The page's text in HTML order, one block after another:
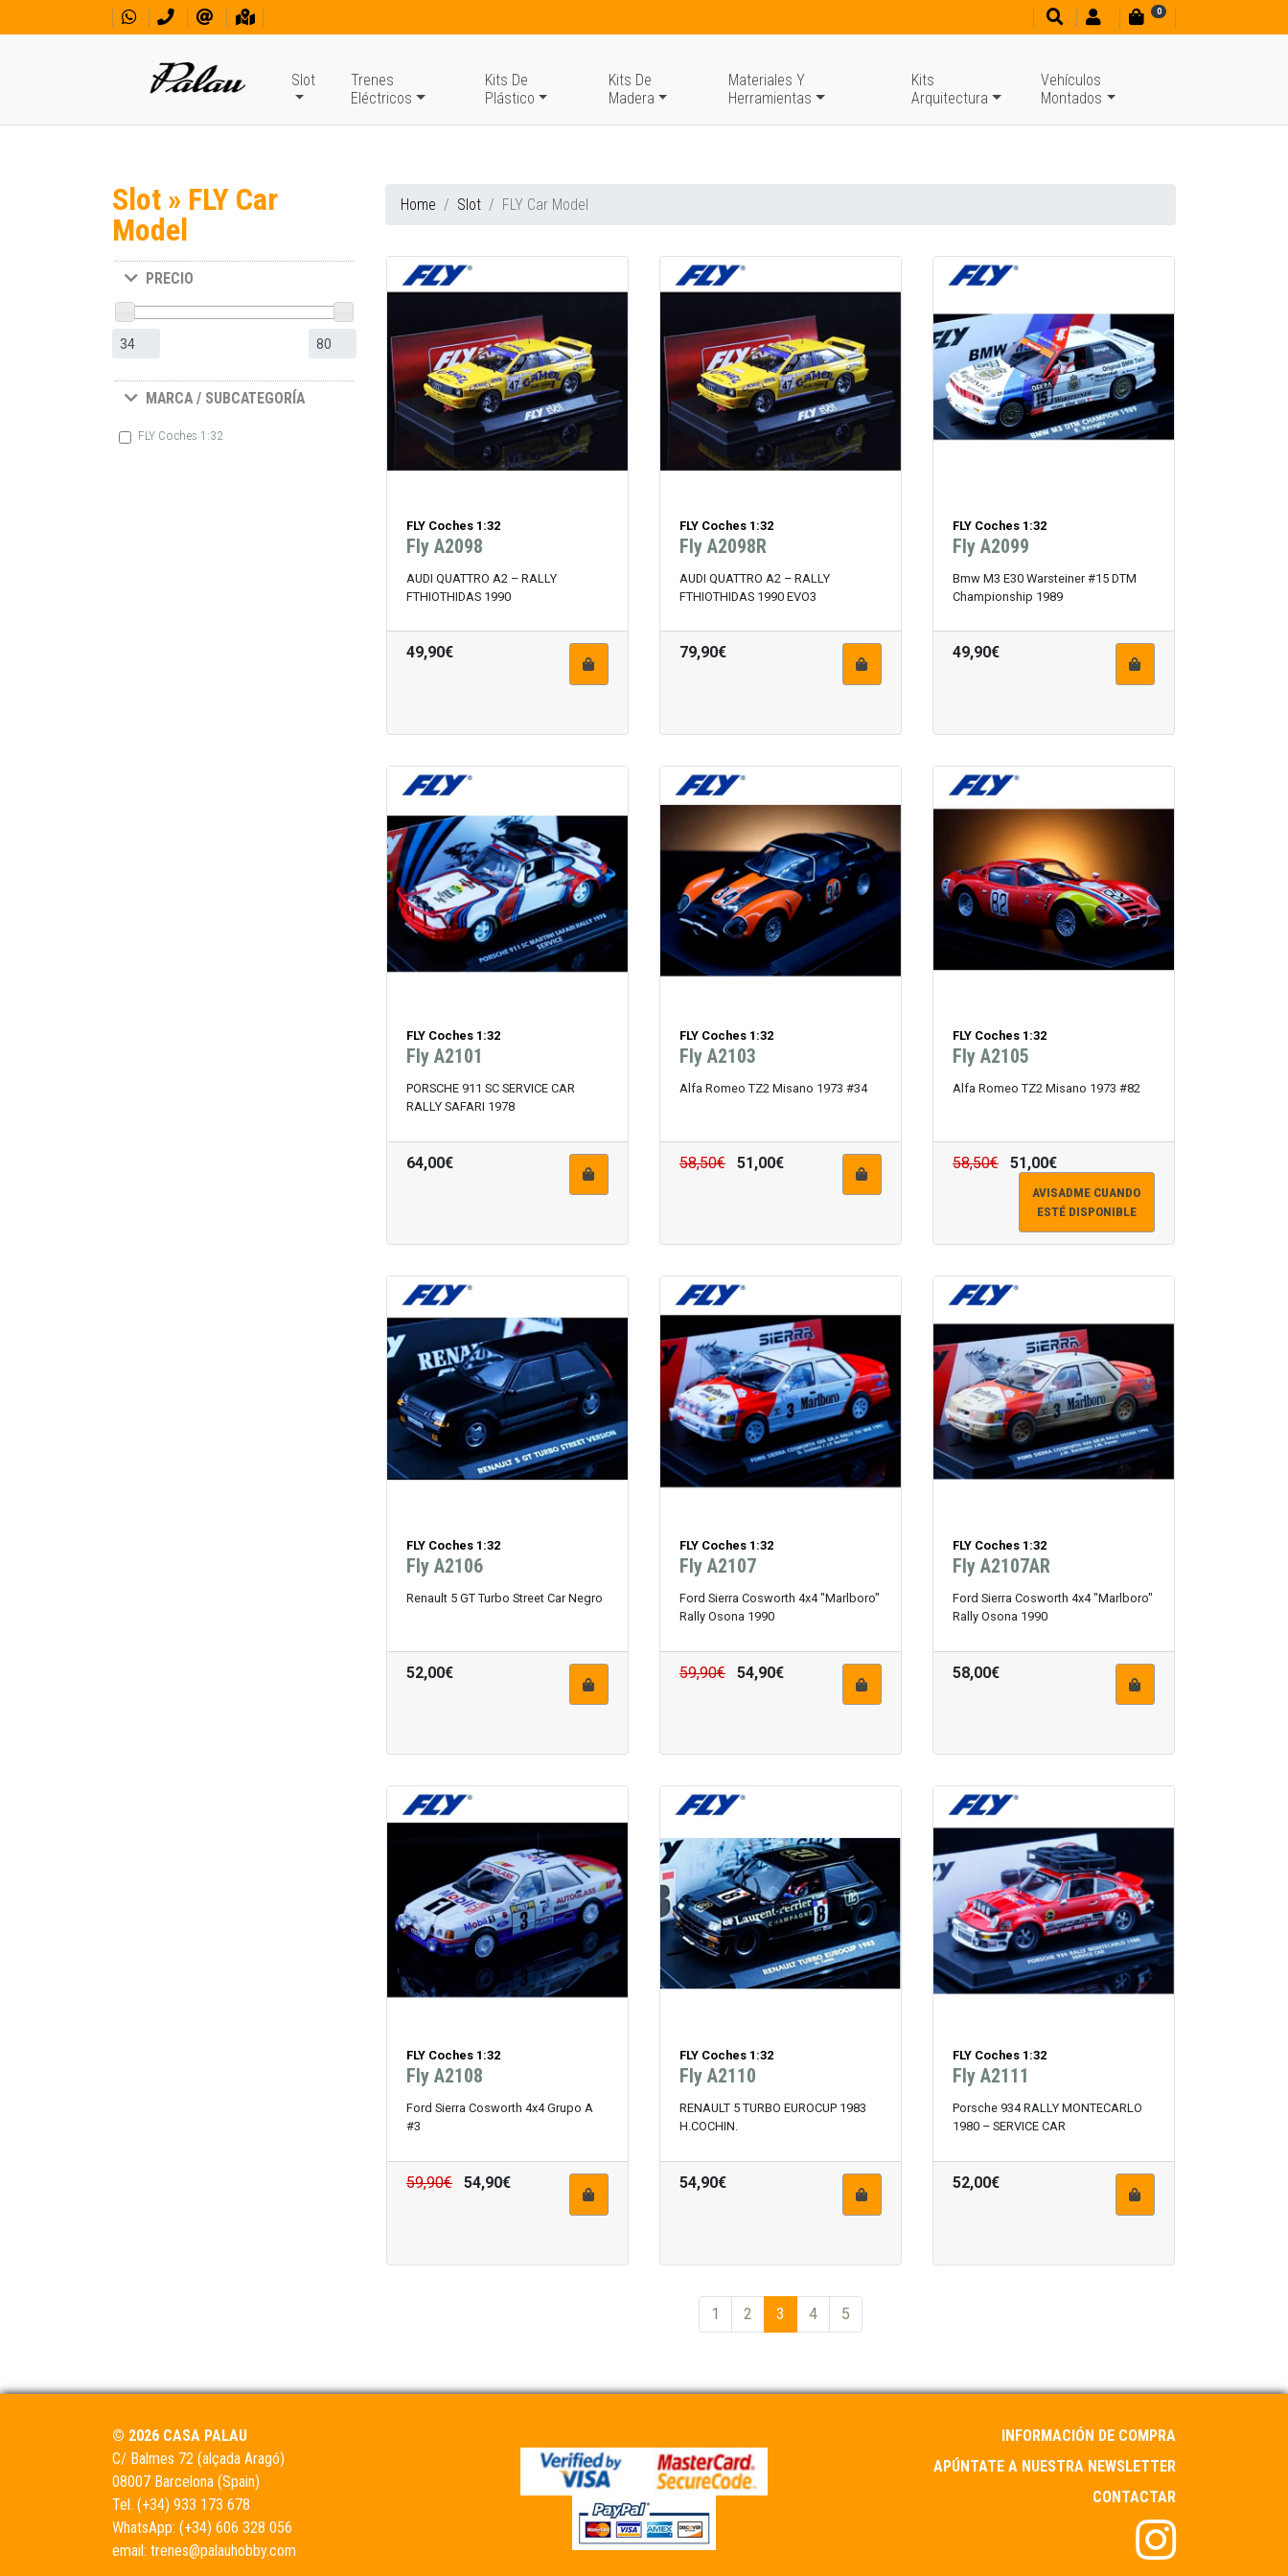
0
Slot
Trenes
Eléctricos
Kits De
Plástico
Kits De
Madera
Materiales Y
Herramientas
Kits
Arquitectura
Vehículos
Montados
Slot » FLY Car
Model
PRECIO
MARCA / SUBCATEGORÍA
FLY Coches 1:32
Home Slot FLY Car Model
FLY Coches 1:32
Fly A2098
AUDI QUATTRO A2 – RALLY
FTHIOTHIDAS 1990
49,90€
FLY Coches 1:32
Fly A2098R
AUDI QUATTRO A2 – RALLY
FTHIOTHIDAS 1990 EVO3
79,90€
FLY Coches 1:32
Fly A2099
Bmw M3 E30 Warsteiner #15 DTM
Championship 1989
49,90€
FLY Coches 1:32
Fly A2101
PORSCHE 911 SC SERVICE CAR
RALLY SAFARI 1978
64,00€
FLY Coches 1:32
Fly A2103
Alfa Romeo TZ2 Misano 1973 #34
58,50€ 51,00€
FLY Coches 1:32
Fly A2105
Alfa Romeo TZ2 Misano 1973 #82
58,50€ 51,00€
AVISADME CUANDO
ESTÉ DISPONIBLE
FLY Coches 1:32
Fly A2106
Renault 5 GT Turbo Street Car Negro
52,00€
FLY Coches 1:32
Fly A2107
Ford Sierra Cosworth 4x4 "Marlboro"
Rally Osona 1990
59,90€ 54,90€
FLY Coches 1:32
Fly A2107AR
Ford Sierra Cosworth 4x4 "Marlboro"
Rally Osona 1990
58,00€
FLY Coches 1:32
Fly A2108
Ford Sierra Cosworth 4x4 Grupo A
#3
59,90€ 54,90€
FLY Coches 1:32
Fly A2110
RENAULT 5 TURBO EUROCUP 1983
H.COCHIN.
54,90€
FLY Coches 1:32
Fly A2111
Porsche 934 RALLY MONTECARLO
1980 – SERVICE CAR
52,00€
1 2 3 4 5
© 2026 CASA PALAU
C/ Balmes 72 (alçada Aragó)
08007 Barcelona (Spain)
Tel. (+34) 933 173 678
WhatsApp: (+34) 606 328 056
email: trenes@palauhobby.com
INFORMACIÓN DE COMPRA
APÚNTATE A NUESTRA NEWSLETTER
CONTACTAR